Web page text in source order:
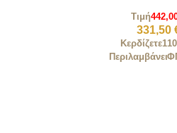
Τιμή
331,50
Κερδίζετε
Περιλαμβάνει